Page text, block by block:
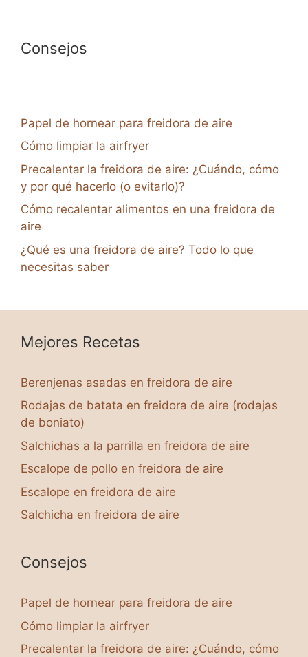
Consejos
Papel de hornear para freidora de aire
Cómo limpiar la airfryer
Precalentar la freidora de aire: ¿Cuándo, cómo
y por qué hacerlo (o evitarlo)?
Cómo recalentar alimentos en una freidora de
aire
¿Qué es una freidora de aire? Todo lo que
necesitas saber
Mejores Recetas
Berenjenas asadas en freidora de aire
Rodajas de batata en freidora de aire (rodajas
de boniato)
Salchichas a la parrilla en freidora de aire
Escalope de pollo en freidora de aire
Escalope en freidora de aire
Salchicha en freidora de aire
Consejos
Papel de hornear para freidora de aire
Cómo limpiar la airfryer
Precalentar la freidora de aire: ¿Cuándo, cómo